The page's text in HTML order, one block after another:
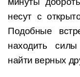
несут с
Подобные
находить
найти верных